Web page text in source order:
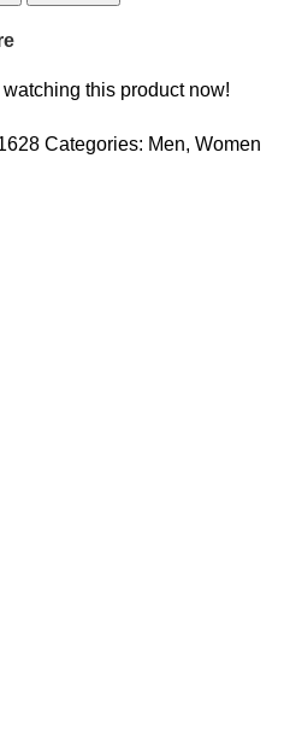
this product now!
Categories: Men, Women